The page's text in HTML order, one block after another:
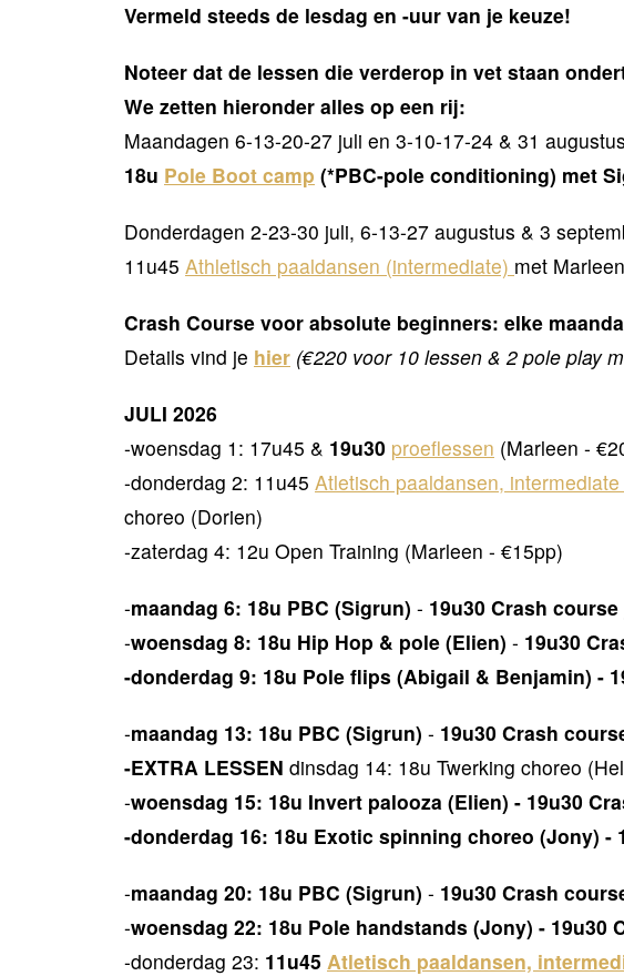
Vermeld steeds de lesdag en -uur van je keuze!
Noteer dat de lessen die verderop in vet staan
We zetten hieronder alles op een rij:
Maandagen 6-13-20-27 juli en 3-10-17-24 & 31
18u Pole Boot camp (*PBC-pole conditioning) met
Donderdagen 2-23-30 juli, 6-13-27 augustus & 3
11u45 Athletisch paaldansen (intermediate) met Marleen
Crash Course voor absolute beginners: elke
Details vind je hier (€220 voor 10 lessen & 2 pole play
JULI 2026
-woensdag 1: 17u45 & 19u30 proeflessen (Marleen -
-donderdag 2: 11u45 Atletisch paaldansen, intermediate
choreo (Dorien)
-zaterdag 4: 12u Open Training (Marleen - €15pp)
-maandag 6: 18u PBC (Sigrun) - 19u30 Crash
-woensdag 8: 18u Hip Hop & pole (Elien) - 19u30
-donderdag 9: 18u Pole flips (Abigail & Benjamin) -
-maandag 13: 18u PBC (Sigrun) - 19u30 Crash
-EXTRA LESSEN dinsdag 14: 18u Twerking choreo
-woensdag 15: 18u Invert palooza (Elien) - 19u30
-donderdag 16: 18u Exotic spinning choreo (Jony) -
-maandag 20: 18u PBC (Sigrun) - 19u30 Crash
-woensdag 22: 18u Pole handstands (Jony) - 19u30
-donderdag 23: 11u45 Atletisch paaldansen,